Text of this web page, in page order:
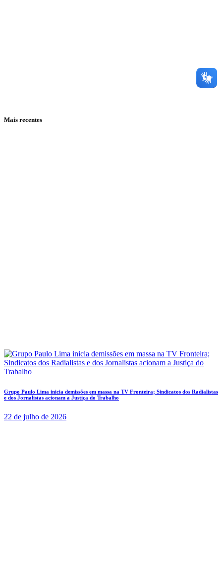
Mais recentes
Grupo Paulo Lima inicia demissões em massa na TV Fronteira; Sindicatos dos Radialistas
e dos Jornalistas acionam a Justiça do Trabalho
22 de julho de 2026